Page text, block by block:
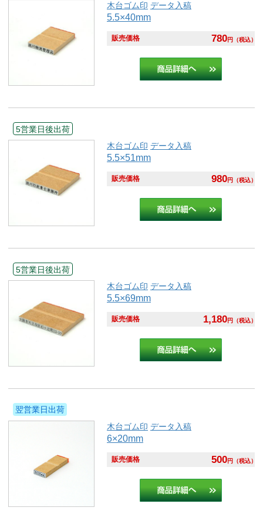
木台ゴム印 データ入稿
5.5×40mm
販売価格 780円 （税込）
5営業日後出荷
木台ゴム印 データ入稿
5.5×51mm
販売価格 980円 （税込）
5営業日後出荷
木台ゴム印 データ入稿
5.5×69mm
販売価格 1,180円 （税込）
翌営業日出荷
木台ゴム印 データ入稿
6×20mm
販売価格 500円 （税込）